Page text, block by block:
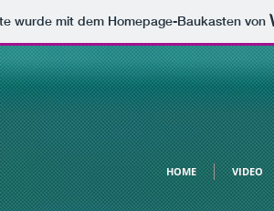
wurde mit dem Homepage-Baukasten von
HOME VIDEO